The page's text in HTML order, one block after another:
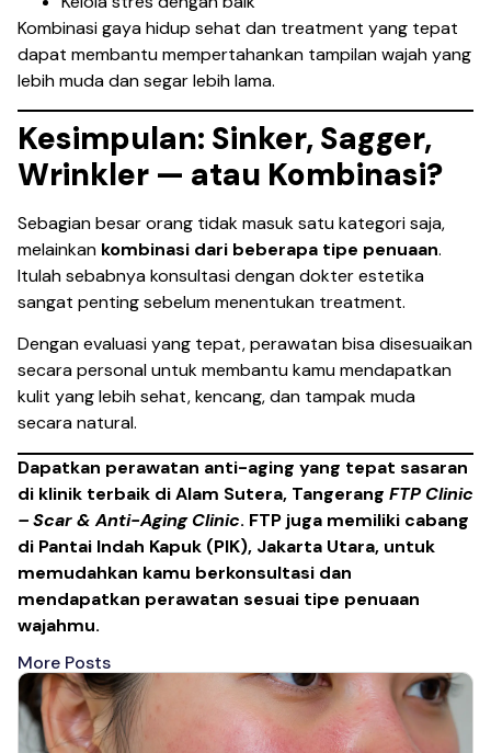
Kombinasi gaya hidup sehat dan treatment yang tepat
dapat membantu mempertahankan tampilan wajah yang
lebih muda dan segar lebih lama.
Kesimpulan: Sinker, Sagger,
Wrinkler — atau Kombinasi?
Sebagian besar orang tidak masuk satu kategori saja,
melainkan kombinasi dari beberapa tipe penuaan.
Itulah sebabnya konsultasi dengan dokter estetika
sangat penting sebelum menentukan treatment.
Dengan evaluasi yang tepat, perawatan bisa disesuaikan
secara personal untuk membantu kamu mendapatkan
kulit yang lebih sehat, kencang, dan tampak muda
secara natural.
Dapatkan perawatan anti-aging yang tepat sasaran
di klinik terbaik di Alam Sutera, Tangerang FTP Clinic
– Scar & Anti-Aging Clinic. FTP juga memiliki cabang
di Pantai Indah Kapuk (PIK), Jakarta Utara, untuk
memudahkan kamu berkonsultasi dan
mendapatkan perawatan sesuai tipe penuaan
wajahmu.
More Posts